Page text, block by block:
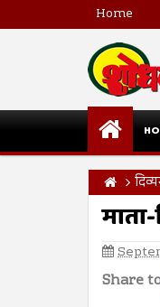
Home
Share